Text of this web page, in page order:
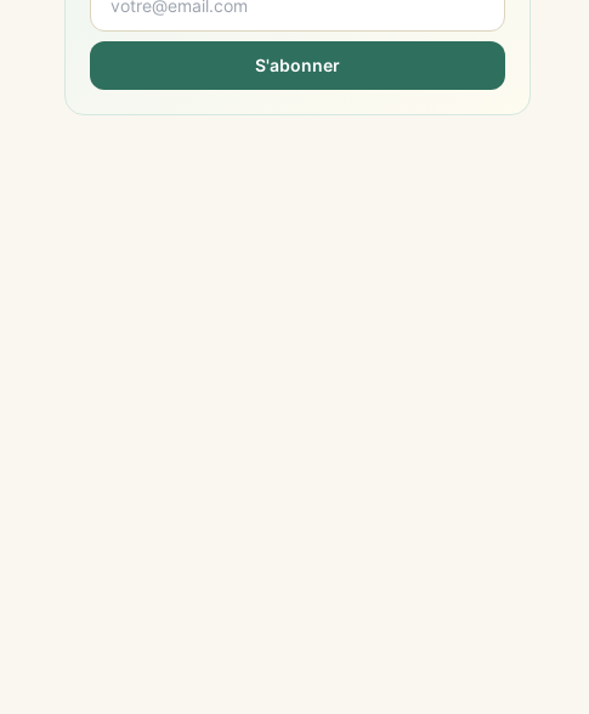
S'abonner